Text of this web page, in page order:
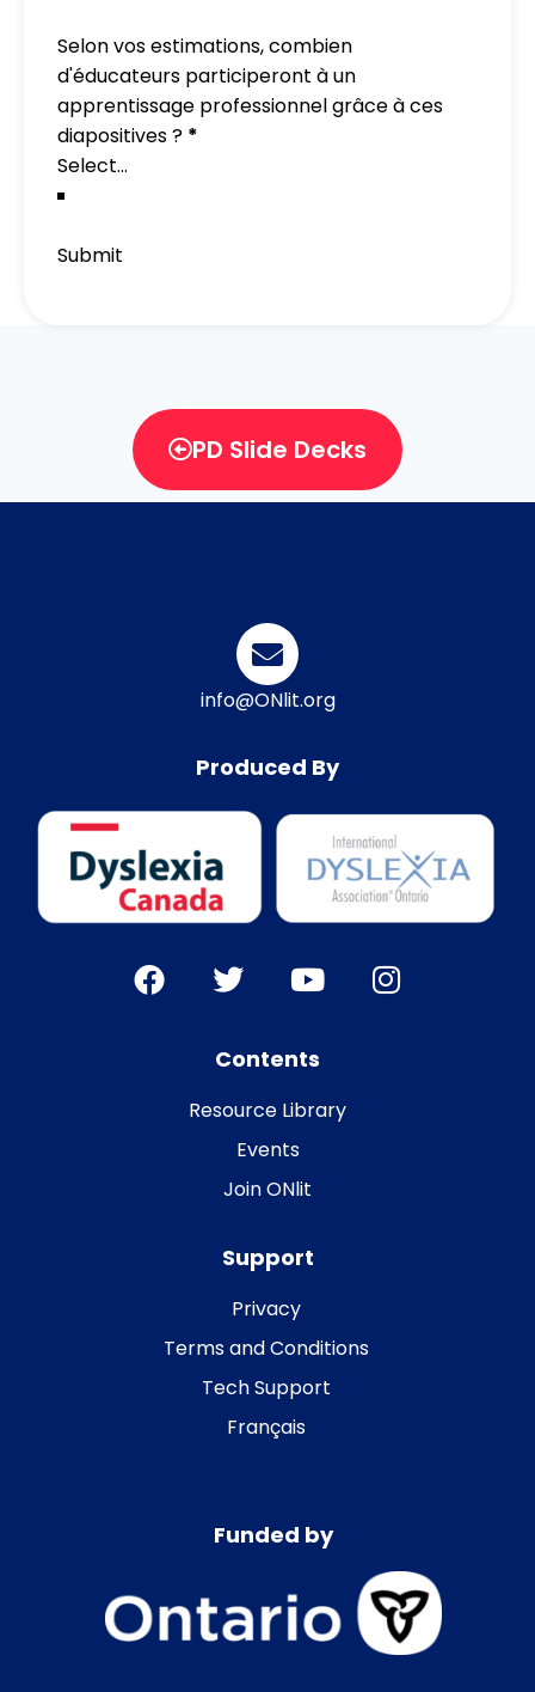
Selon vos estimations, combien
d'éducateurs participeront à un
apprentissage professionnel grâce à ces
diapositives ? *
Submit
PD Slide Decks
info@ONlit.org
Produced By
Contents
Resource Library
Events
Join ONlit
Support
Privacy
Terms and Conditions
Tech Support
Français
Funded by